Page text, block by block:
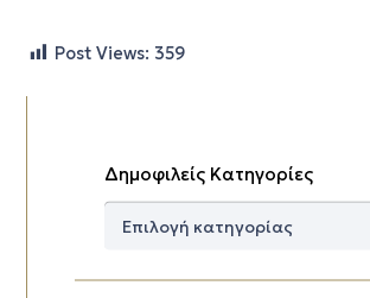
Post Views: 359
Δημοφιλείς Κατηγορίες
Δημοφιλείς